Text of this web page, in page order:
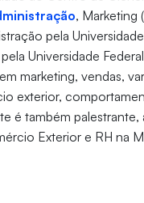
, Marketing (
pela
Universidade
marketing, vendas,
exterior,
é também
Exterior e RH na